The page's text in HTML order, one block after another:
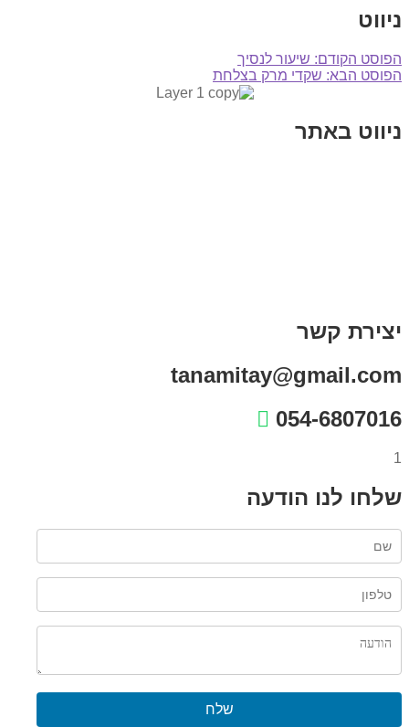
ניווט
הפוסט הקודם: שיעור לנסיך
הפוסט הבא: שקדי מרק בצלחת
ניווט באתר
יצירת קשר
tanamitay@gmail.com
054-6807016
1
שלחו לנו הודעה
שלח